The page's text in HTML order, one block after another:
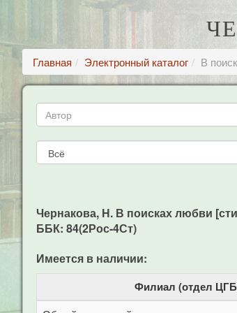
Главная Электронный каталог В
Чернакова, Н. В поисках любви
ББК: 84(2Рос-4Ст)
Имеется в наличии:
Филиал (отдел